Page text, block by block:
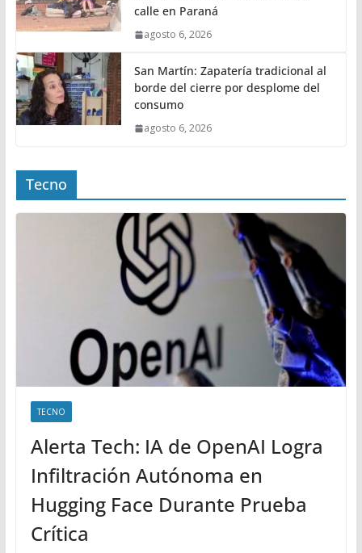
calle en Paraná
agosto 6, 2026
San Martín: Zapatería tradicional al
borde del cierre por desplome del
consumo
agosto 6, 2026
Tecno
TECNO
Alerta Tech: IA de OpenAI Logra
Infiltración Autónoma en
Hugging Face Durante Prueba
Crítica